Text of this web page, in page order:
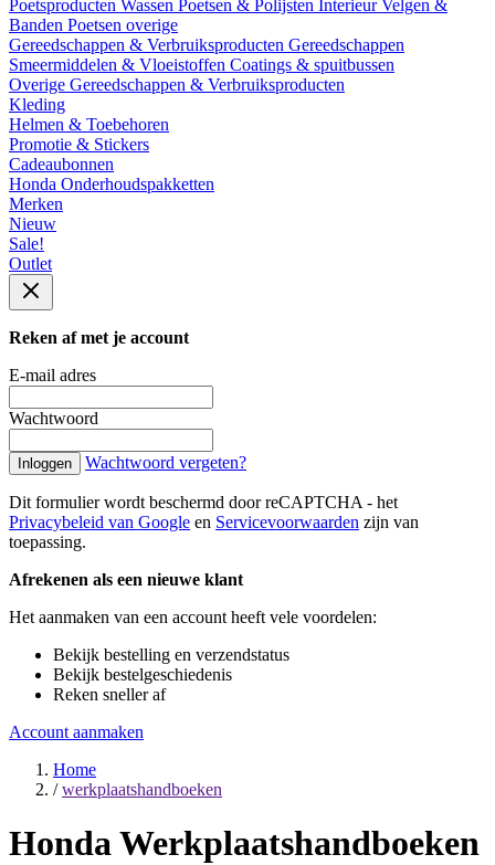
Poetsproducten Wassen Poetsen & Polijsten InterieurVelgen &
Banden Poetsen overige
Gereedschappen & Verbruiksproducten Gereedschappen
Smeermiddelen & Vloeistoffen Coatings & spuitbussen
Overige Gereedschappen & Verbruiksproducten
Kleding
Helmen & Toebehoren
Promotie & Stickers
Cadeaubonnen
Honda Onderhoudspakketten
Merken
Nieuw
Sale!
Outlet
Reken af met je account
E-mail adres
Wachtwoord
Inloggen Wachtwoord vergeten?
Dit formulier wordt beschermd door reCAPTCHA - het
Privacybeleid van Google en Servicevoorwaarden zijn van
toepassing.
Afrekenen als een nieuwe klant
Het aanmaken van een account heeft vele voordelen:
Bekijk bestelling en verzendstatus
Bekijk bestelgeschiedenis
Reken sneller af
Account aanmaken
Home
/ werkplaatshandboeken
Honda Werkplaatshandboeken